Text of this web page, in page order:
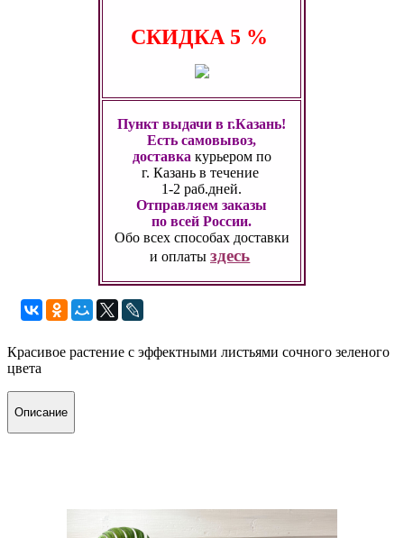
СКИДКА 5 %
Пункт выдачи в г.Казань!
Есть самовывоз,
доставка курьером по
г. Казань в течение
1-2 раб.дней.
Отправляем заказы
по всей России.
Обо всех способах доставки
и оплатыздесь
Красивое растение с эффектными листьями сочного зеленого
цвета
Описание